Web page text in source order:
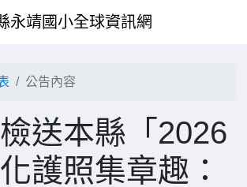
永靖國小全球資訊網
公告內容
送本縣「2026
護照集章趣：